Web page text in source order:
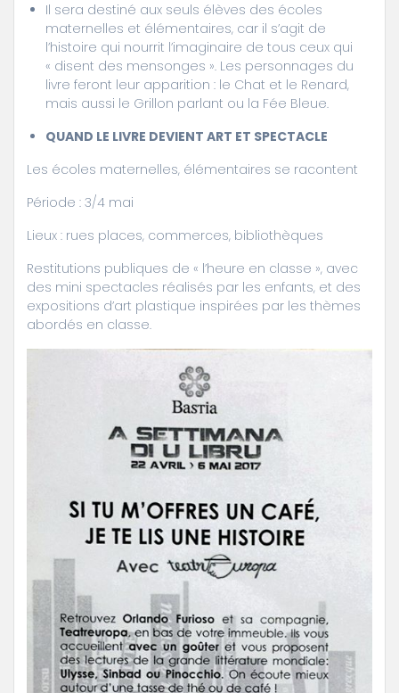
Il sera destiné aux seuls élèves des écoles
maternelles et élémentaires, car il s’agit de
l’histoire qui nourrit l’imaginaire de tous ceux qui
« disent des mensonges ». Les personnages du
livre feront leur apparition : le Chat et le Renard,
mais aussi le Grillon parlant ou la Fée Bleue.
QUAND LE LIVRE DEVIENT ART ET SPECTACLE
Les écoles maternelles, élémentaires se racontent
Période : 3/4 mai
Lieux : rues places, commerces, bibliothèques
Restitutions publiques de « l’heure en classe », avec
des mini spectacles réalisés par les enfants, et des
expositions d’art plastique inspirées par les thèmes
abordés en classe.